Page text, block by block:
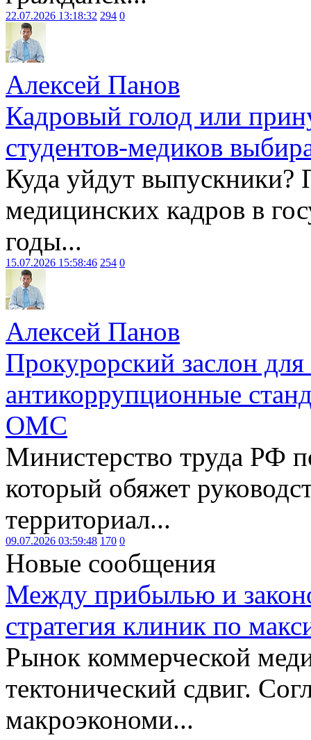
22.07.2026 13:18:32 294 0
Алексей Панов
Кадровый голод или
студентов-медиков
Куда уйдут выпускники?
медицинских кадров в
годы...
15.07.2026 15:58:46 254 0
Алексей Панов
Прокурорский заслон
антикоррупционные
ОМС
Министерство труда РФ
который обяжет
территориал...
09.07.2026 03:59:48 170 0
Новые сообщения
Между прибылью и
стратегия клиник по
Рынок коммерческой
тектонический сдвиг.
макроэкономи...